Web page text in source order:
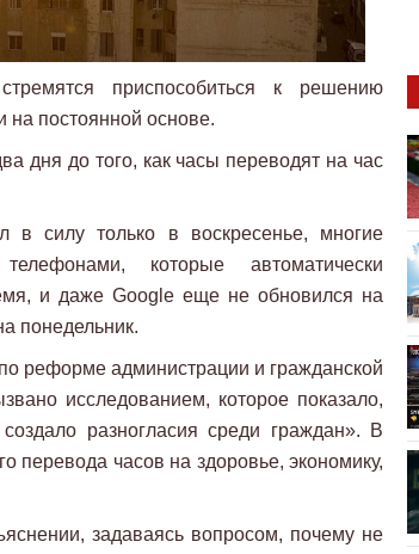
приспособиться к решению
на постоянной основе.
дня до того, как часы переводят на час
в силу только в воскресенье, многие
которые автоматически
и даже Google еще не обновился на
понедельник.
реформе администрации и гражданской
исследованием, которое показало,
разногласия среди граждан». В
перевода часов на здоровье, экономику,
задаваясь вопросом, почему не